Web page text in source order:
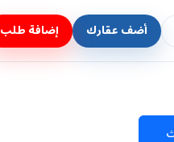
أضف عقارك إضافة طلب